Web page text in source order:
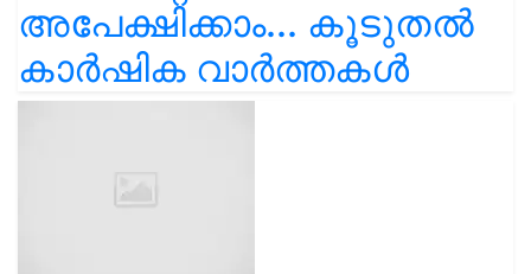
അപേക്ഷിക്കാം... കൂടുതൽ
കാർഷിക വാർത്തകൾ